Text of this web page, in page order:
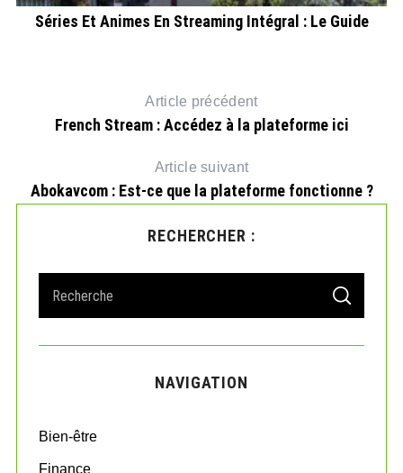
Séries Et Animes En Streaming Intégral : Le Guide
Article précédent
French Stream : Accédez à la plateforme ici
Article suivant
Abokavcom : Est-ce que la plateforme fonctionne ?
RECHERCHER :
a
r
o
:
S
A
C
NAVIGATION
Bien-être
Finance